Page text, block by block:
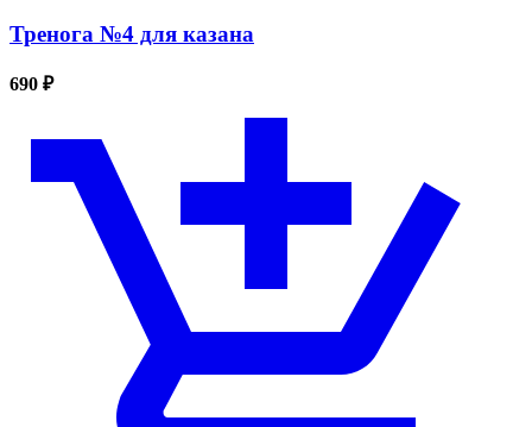
Тренога №4 для казана
690 ₽